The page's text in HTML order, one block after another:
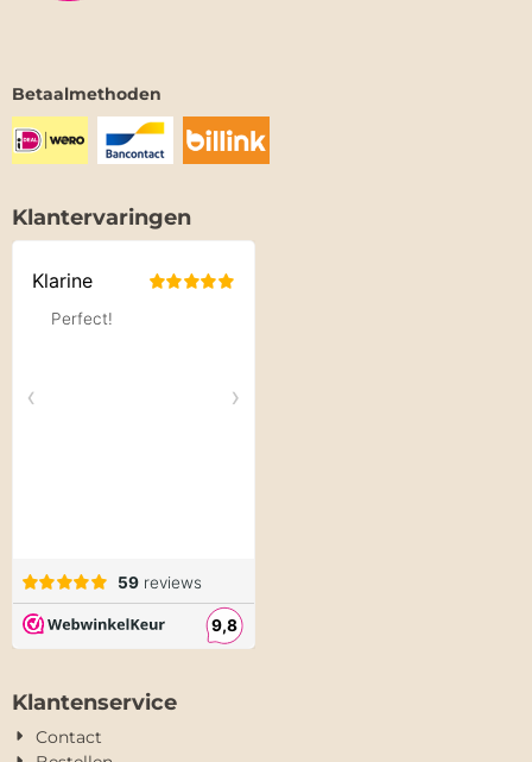
Betaalmethoden
Klantervaringen
Klantenservice
Contact